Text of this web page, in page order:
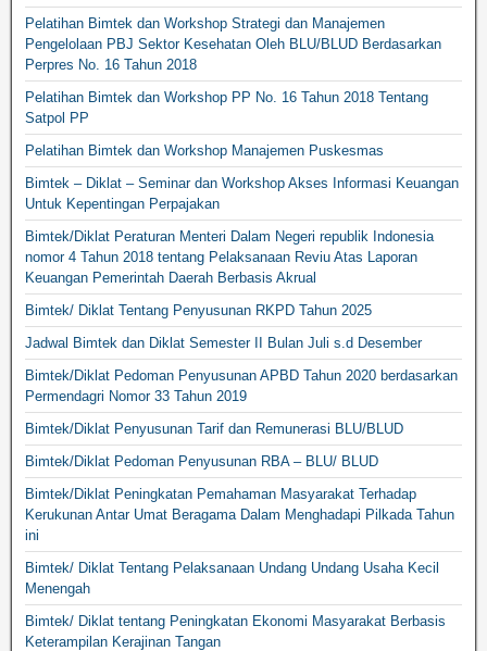
Pelatihan Bimtek dan Workshop Strategi dan Manajemen
Pengelolaan PBJ Sektor Kesehatan Oleh BLU/BLUD Berdasarkan
Perpres No. 16 Tahun 2018
Pelatihan Bimtek dan Workshop PP No. 16 Tahun 2018 Tentang
Satpol PP
Pelatihan Bimtek dan Workshop Manajemen Puskesmas
Bimtek – Diklat – Seminar dan Workshop Akses Informasi Keuangan
Untuk Kepentingan Perpajakan
Bimtek/Diklat Peraturan Menteri Dalam Negeri republik Indonesia
nomor 4 Tahun 2018 tentang Pelaksanaan Reviu Atas Laporan
Keuangan Pemerintah Daerah Berbasis Akrual
Bimtek/ Diklat Tentang Penyusunan RKPD Tahun 2025
Jadwal Bimtek dan Diklat Semester II Bulan Juli s.d Desember
Bimtek/Diklat Pedoman Penyusunan APBD Tahun 2020 berdasarkan
Permendagri Nomor 33 Tahun 2019
Bimtek/Diklat Penyusunan Tarif dan Remunerasi BLU/BLUD
Bimtek/Diklat Pedoman Penyusunan RBA – BLU/ BLUD
Bimtek/Diklat Peningkatan Pemahaman Masyarakat Terhadap
Kerukunan Antar Umat Beragama Dalam Menghadapi Pilkada Tahun
ini
Bimtek/ Diklat Tentang Pelaksanaan Undang Undang Usaha Kecil
Menengah
Bimtek/ Diklat tentang Peningkatan Ekonomi Masyarakat Berbasis
Keterampilan Kerajinan Tangan